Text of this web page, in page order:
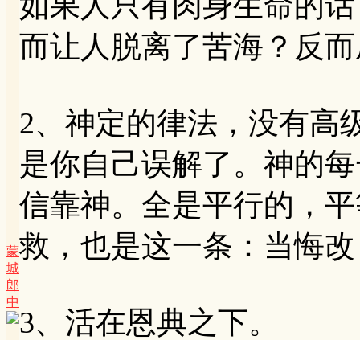
蒙
城
郎
中
而让人脱离了苦海？反
2、神定的律法，没有高
是你自己误解了。神的
信靠神。全是平行的，
救，也是这一条：当悔
3、活在恩典之下。